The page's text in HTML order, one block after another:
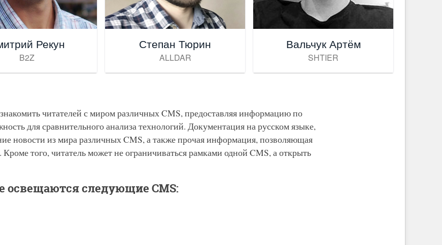
Рекун
B2Z
Степан Тюрин
ALLDAR
Вальчук Артём
SHTIER
читателей с миром различных CMS, предоставляя информацию по
для сравнительного анализа технологий. Документация на русском языке,
новости из мира различных CMS, а также прочая информация, позволяющая
того, читатель может не ограничиваться рамками одной CMS, а открыть
освещаются следующие CMS: